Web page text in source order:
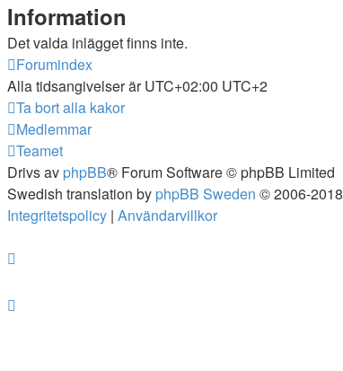
Information
Det valda inlägget finns inte.
Forumindex
Alla tidsangivelser är UTC+02:00 UTC+2
Ta bort alla kakor
Medlemmar
Teamet
Drivs av phpBB® Forum Software © phpBB Limited
Swedish translation by phpBB Sweden © 2006-2018
Integritetspolicy | Användarvillkor